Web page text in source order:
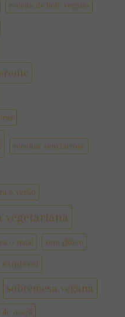
receita de bolo vegano
receitas sem lactose
o verão
vegetariana
o natal sem glúten
sobremesa vegana
de maçã